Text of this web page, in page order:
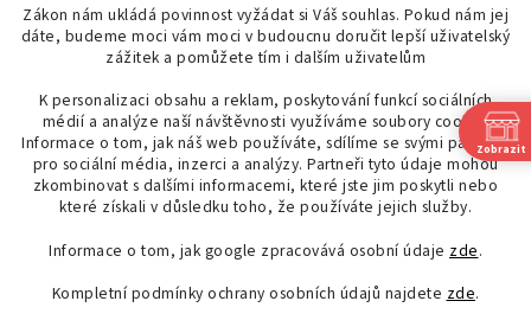
Zákon nám ukládá povinnost vyžádat si Váš souhlas. Pokud nám jej
dáte, budeme moci vám moci v budoucnu doručit lepší uživatelský
zážitek a pomůžete tím i dalším uživatelům
K personalizaci obsahu a reklam, poskytování funkcí sociálních
médií a analýze naší návštěvnosti využíváme soubory cookie.
Informace o tom, jak náš web používáte, sdílíme se svými partnery
pro sociální média, inzerci a analýzy. Partneři tyto údaje mohou
zkombinovat s dalšími informacemi, které jste jim poskytli nebo
které získali v důsledku toho, že používáte jejich služby.
Informace o tom, jak google zpracovává osobní údaje zde.
Kompletní podmínky ochrany osobních údajů najdete zde.
Kategorie
OUTLET až -75%
OBKLADY A DLAŽBY
KOUPELNY
OSVĚTLENÍ
SAPHO
Zobrazit